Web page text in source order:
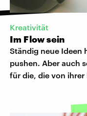
Kreativität
Im Flow sein
Ständig neue Ideen
pushen. Aber auch
für die, die von